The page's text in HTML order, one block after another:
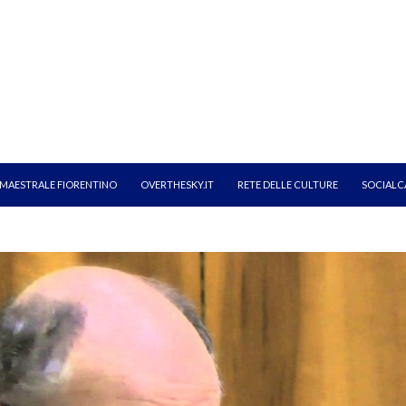
MAESTRALE FIORENTINO OVERTHESKY.IT RETE DELLE CULTURE